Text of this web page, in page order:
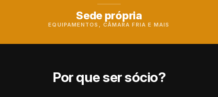
Sede própria
EQUIPAMENTOS, CÂMARA FRIA E MAIS
Por que ser sócio?